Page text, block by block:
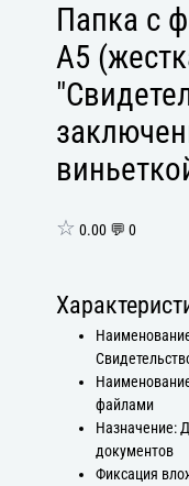
Папка с
А5
☆ 0.00 💬 0
файлами
Назначение:
документов
Фиксация